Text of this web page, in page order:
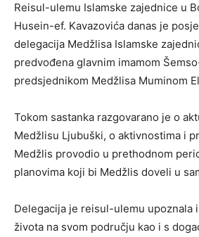
Reisul-ulemu Islamske zajednice u
Husein-ef. Kavazovića danas je
delegacija Medžlisa Islamske
predvođena glavnim imamom
predsjednikom Medžlisa Muminom
Tokom sastanka razgovarano je o
Medžlisu Ljubuški, o aktivnostima i
Medžlis provodio u prethodnom
planovima koji bi Medžlis doveli u
Delegacija je reisul-ulemu upoznala
života na svom području kao i s